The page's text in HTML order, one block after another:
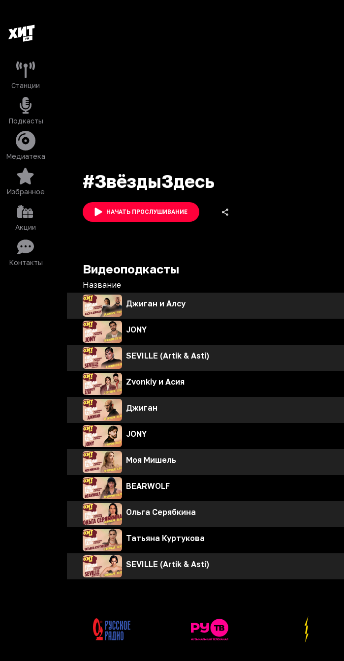
Станции
Подкасты
Медиатека
Избранное
Акции
Контакты
#ЗвёздыЗдесь
НАЧАТЬ ПРОСЛУШИВАНИЕ
Видеоподкасты
Название
Джиган и Алсу
JONY
SEVILLE (Artik & Asti)
Zvonkiy и Асия
Джиган
JONY
Моя Мишель
BEARWOLF
Ольга Серябкина
Татьяна Куртукова
SEVILLE (Artik & Asti)